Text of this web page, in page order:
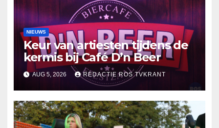
NIEUWS
Keur van artiesten tijdens de
kermis bij Café D’n Beer
AUG 5, 2026 REDACTIE ROS TVKRANT